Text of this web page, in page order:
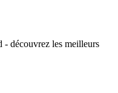
- découvrez les meilleurs